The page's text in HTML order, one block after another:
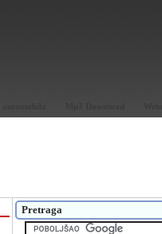
Pretraga